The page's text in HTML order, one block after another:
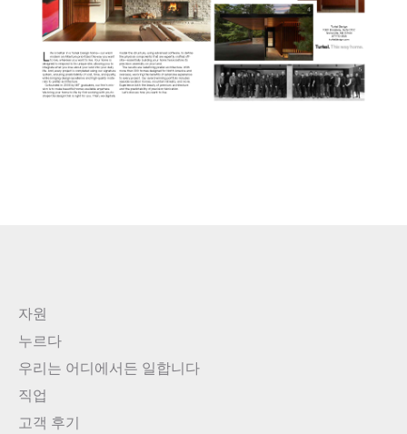
자원
누르다
우리는 어디에서든 일합니다
직업
고객 후기